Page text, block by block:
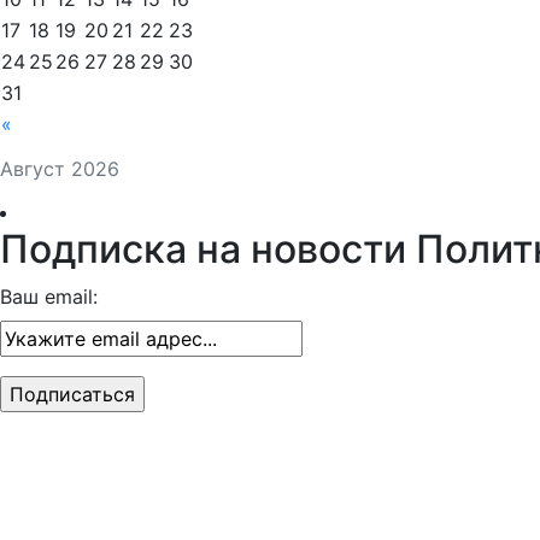
Август 2026
«
17 18 19 20 21 22 23
24 25 26 27 28 29 30
31
Подписка на новости
Ваш email: